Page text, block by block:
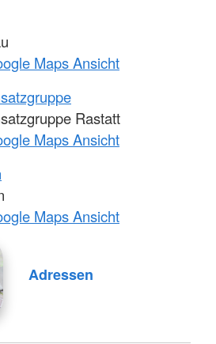
Maps Ansicht
Rastatt
Maps Ansicht
Maps Ansicht
Adressen